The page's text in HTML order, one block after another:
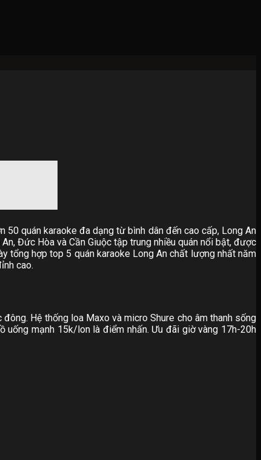
50 quán karaoke đa dạng từ bình dân đến cao cấp, Long An
Đức Hòa và Cần Giuộc tập trung nhiều quán nổi bật, được
tổng hợp top 5 quán karaoke Long An chất lượng nhất năm
cao.
Hệ thống loa Maxo và micro Shure cho âm thanh sống
uống mạnh 15k/lon là điểm nhấn. Ưu đãi giờ vàng 17h-20h